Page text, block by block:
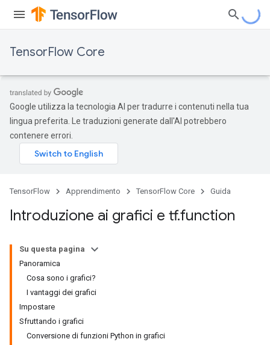
TensorFlow Core
Google utilizza la tecnologia AI per tradurre i contenuti nella tua
lingua preferita. Le traduzioni generate dall'AI potrebbero
contenere errori.
TensorFlow Apprendimento TensorFlow Core Guida
Introduzione ai grafici e tf.function
Su questa pagina
Panoramica
Cosa sono i grafici?
I vantaggi dei grafici
Impostare
Sfruttando i grafici
Conversione di funzioni Python in grafici